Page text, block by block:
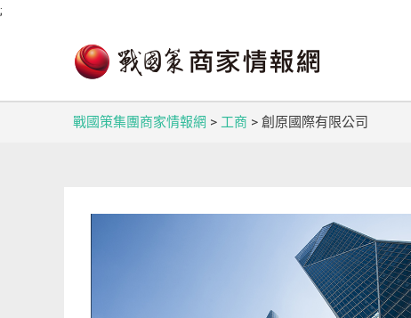
;
戰國策集團商家情報網 > 工商 > 創原國際有限公司